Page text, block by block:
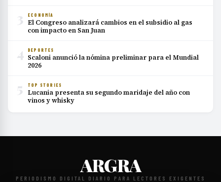
3 ECONOMÍA
El Congreso analizará cambios en el subsidio al gas
con impacto en San Juan
4 DEPORTES
Scaloni anunció la nómina preliminar para el Mundial
2026
5 TOP STORIES
Lucania presenta su segundo maridaje del año con
vinos y whisky
ARGRA
PERIODISMO DIGITAL DIARIO PARA LECTORES EXIGENTES